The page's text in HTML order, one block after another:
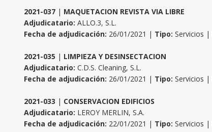
2021-037 | MAQUETACION REVISTA VIA LIBRE
Adjudicatario: ALLO.3, S.L.
Fecha de adjudicación: 26/01/2021 | Tipo: Servicios |
2021-035 | LIMPIEZA Y DESINSECTACION
Adjudicatario: C.D.S. Cleaning, S.L.
Fecha de adjudicación: 26/01/2021 | Tipo: Servicios |
2021-033 | CONSERVACION EDIFICIOS
Adjudicatario: LEROY MERLIN, S.A.
Fecha de adjudicación: 22/01/2021 | Tipo: Servicios |